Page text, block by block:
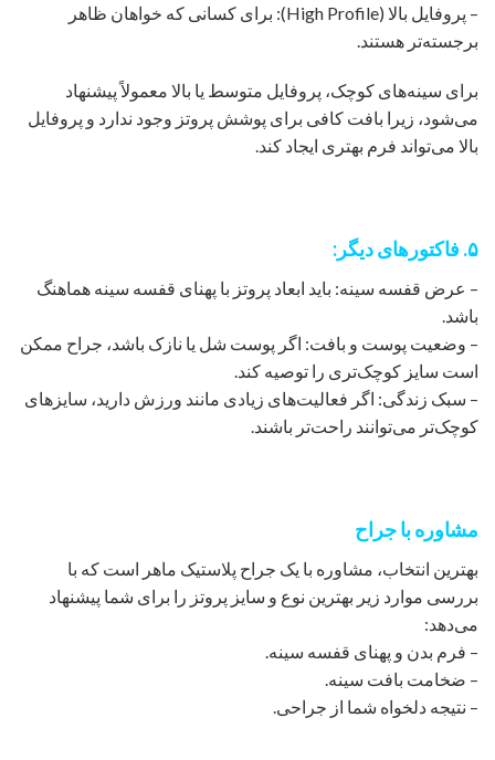
– پروفایل بالا (High Profile): برای کسانی که خواهان ظاهر
برجسته‌تر هستند.
برای سینه‌های کوچک، پروفایل متوسط یا بالا معمولاً پیشنهاد
می‌شود، زیرا بافت کافی برای پوشش پروتز وجود ندارد و پروفایل
بالا می‌تواند فرم بهتری ایجاد کند.
۵. فاکتورهای دیگر:
– عرض قفسه سینه: باید ابعاد پروتز با پهنای قفسه سینه هماهنگ
باشد.
– وضعیت پوست و بافت: اگر پوست شل یا نازک باشد، جراح ممکن
است سایز کوچک‌تری را توصیه کند.
– سبک زندگی: اگر فعالیت‌های زیادی مانند ورزش دارید، سایزهای
کوچک‌تر می‌توانند راحت‌تر باشند.
مشاوره با جراح
بهترین انتخاب، مشاوره با یک جراح پلاستیک ماهر است که با
بررسی موارد زیر بهترین نوع و سایز پروتز را برای شما پیشنهاد
می‌دهد:
– فرم بدن و پهنای قفسه سینه.
– ضخامت بافت سینه.
– نتیجه دلخواه شما از جراحی.